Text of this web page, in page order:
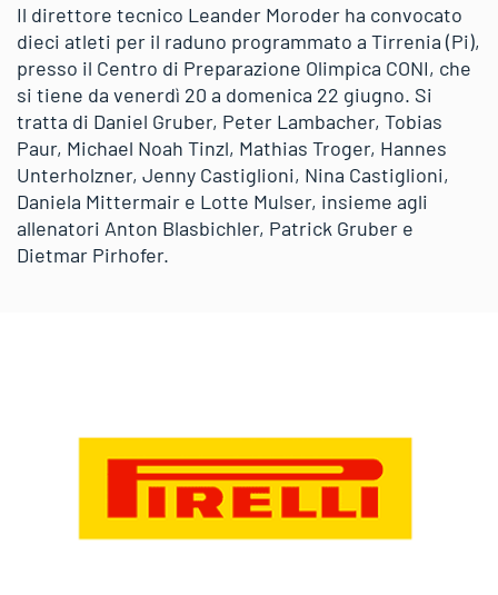
Il direttore tecnico Leander Moroder ha convocato
dieci atleti per il raduno programmato a Tirrenia (Pi),
presso il Centro di Preparazione Olimpica CONI, che
si tiene da venerdì 20 a domenica 22 giugno. Si
tratta di Daniel Gruber, Peter Lambacher, Tobias
Paur, Michael Noah Tinzl, Mathias Troger, Hannes
Unterholzner, Jenny Castiglioni, Nina Castiglioni,
Daniela Mittermair e Lotte Mulser, insieme agli
allenatori Anton Blasbichler, Patrick Gruber e
Dietmar Pirhofer.